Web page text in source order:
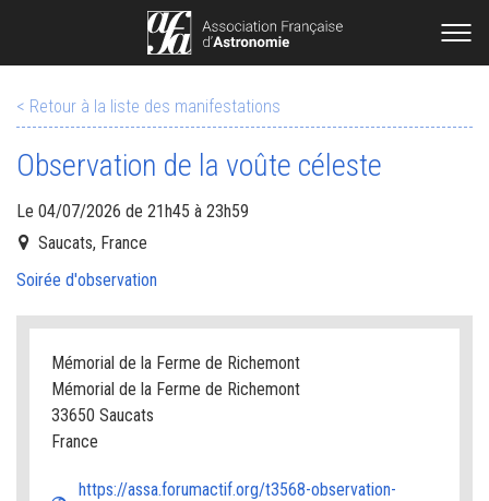
< Retour à la liste des manifestations
Observation de la voûte céleste
Le 04/07/2026 de 21h45 à 23h59
Saucats, France
Soirée d'observation
Mémorial de la Ferme de Richemont
Mémorial de la Ferme de Richemont
33650 Saucats
France
https://assa.forumactif.org/t3568-observation-